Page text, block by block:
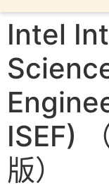
Intel
ISEF)
版）